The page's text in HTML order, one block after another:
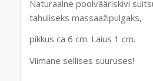
Naturaalne poolvääriskivi
tahuliseks massaažipulgaks,
pikkus ca 6 cm. Laius 1 cm.
Viimane sellises suuruses!